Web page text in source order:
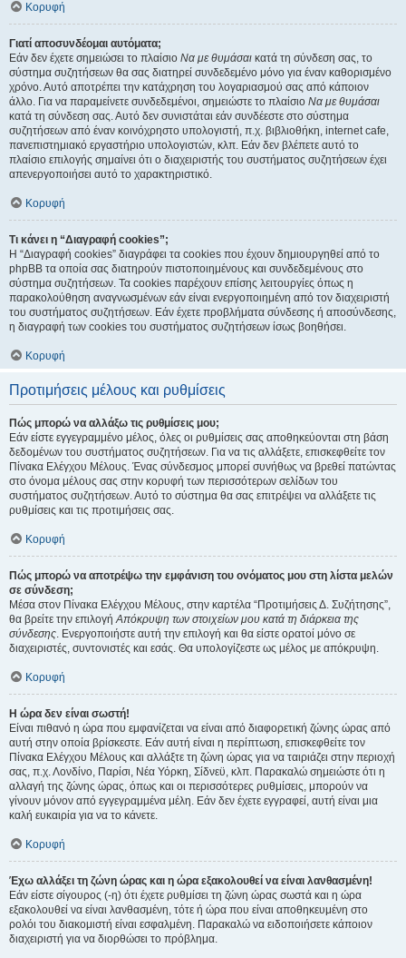
Κορυφή
Γιατί αποσυνδέομαι αυτόματα;
Εάν δεν έχετε σημειώσει το πλαίσιο Να με θυμάσαι κατά τη σύνδεση σας, το
σύστημα συζητήσεων θα σας διατηρεί συνδεδεμένο μόνο για έναν καθορισμένο
χρόνο. Αυτό αποτρέπει την κατάχρηση του λογαριασμού σας από κάποιον
άλλο. Για να παραμείνετε συνδεδεμένοι, σημειώστε το πλαίσιο Να με θυμάσαι
κατά τη σύνδεση σας. Αυτό δεν συνιστάται εάν συνδέεστε στο σύστημα
συζητήσεων από έναν κοινόχρηστο υπολογιστή, π.χ. βιβλιοθήκη, internet cafe,
πανεπιστημιακό εργαστήριο υπολογιστών, κλπ. Εάν δεν βλέπετε αυτό το
πλαίσιο επιλογής σημαίνει ότι ο διαχειριστής του συστήματος συζητήσεων έχει
απενεργοποιήσει αυτό το χαρακτηριστικό.
Κορυφή
Τι κάνει η “Διαγραφή cookies”;
Η “Διαγραφή cookies” διαγράφει τα cookies που έχουν δημιουργηθεί από το
phpBB τα οποία σας διατηρούν πιστοποιημένους και συνδεδεμένους στο
σύστημα συζητήσεων. Τα cookies παρέχουν επίσης λειτουργίες όπως η
παρακολούθηση αναγνωσμένων εάν είναι ενεργοποιημένη από τον διαχειριστή
του συστήματος συζητήσεων. Εάν έχετε προβλήματα σύνδεσης ή αποσύνδεσης,
η διαγραφή των cookies του συστήματος συζητήσεων ίσως βοηθήσει.
Κορυφή
Προτιμήσεις μέλους και ρυθμίσεις
Πώς μπορώ να αλλάξω τις ρυθμίσεις μου;
Εάν είστε εγγεγραμμένο μέλος, όλες οι ρυθμίσεις σας αποθηκεύονται στη βάση
δεδομένων του συστήματος συζητήσεων. Για να τις αλλάξετε, επισκεφθείτε τον
Πίνακα Ελέγχου Μέλους. Ένας σύνδεσμος μπορεί συνήθως να βρεθεί πατώντας
στο όνομα μέλους σας στην κορυφή των περισσότερων σελίδων του
συστήματος συζητήσεων. Αυτό το σύστημα θα σας επιτρέψει να αλλάξετε τις
ρυθμίσεις και τις προτιμήσεις σας.
Κορυφή
Πώς μπορώ να αποτρέψω την εμφάνιση του ονόματος μου στη λίστα μελών
σε σύνδεση;
Μέσα στον Πίνακα Ελέγχου Μέλους, στην καρτέλα “Προτιμήσεις Δ. Συζήτησης”,
θα βρείτε την επιλογήΑπόκρυψη των στοιχείων μου κατά τη διάρκεια της
σύνδεσης. Ενεργοποιήστε αυτή την επιλογή και θα είστε ορατοί μόνο σε
διαχειριστές, συντονιστές και εσάς. Θα υπολογίζεστε ως μέλος με απόκρυψη.
Κορυφή
Η ώρα δεν είναι σωστή!
Είναι πιθανό η ώρα που εμφανίζεται να είναι από διαφορετική ζώνης ώρας από
αυτή στην οποία βρίσκεστε. Εάν αυτή είναι η περίπτωση, επισκεφθείτε τον
Πίνακα Ελέγχου Μέλους και αλλάξτε τη ζώνη ώρας για να ταιριάζει στην περιοχή
σας, π.χ. Λονδίνο, Παρίσι, Νέα Υόρκη, Σίδνεϋ, κλπ. Παρακαλώ σημειώστε ότι η
αλλαγή της ζώνης ώρας, όπως και οι περισσότερες ρυθμίσεις, μπορούν να
γίνουν μόνον από εγγεγραμμένα μέλη. Εάν δεν έχετε εγγραφεί, αυτή είναι μια
καλή ευκαιρία για να το κάνετε.
Κορυφή
Έχω αλλάξει τη ζώνη ώρας και η ώρα εξακολουθεί να είναι λανθασμένη!
Εάν είστε σίγουρος (-η) ότι έχετε ρυθμίσει τη ζώνη ώρας σωστά και η ώρα
εξακολουθεί να είναι λανθασμένη, τότε ή ώρα που είναι αποθηκευμένη στο
ρολόι του διακομιστή είναι εσφαλμένη. Παρακαλώ να ειδοποιήσετε κάποιον
διαχειριστή για να διορθώσει το πρόβλημα.